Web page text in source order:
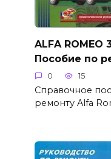
ALFA ROMEO
Пособие по
0 15
Справочное
ремонту Alfa